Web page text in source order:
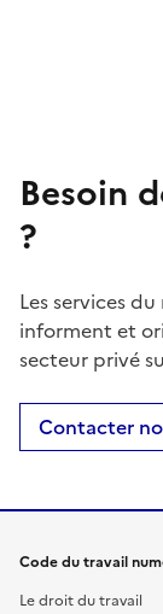
Besoin
?
Les services
informent et
secteur privé
Contacter
Code du travail
Le droit du travail